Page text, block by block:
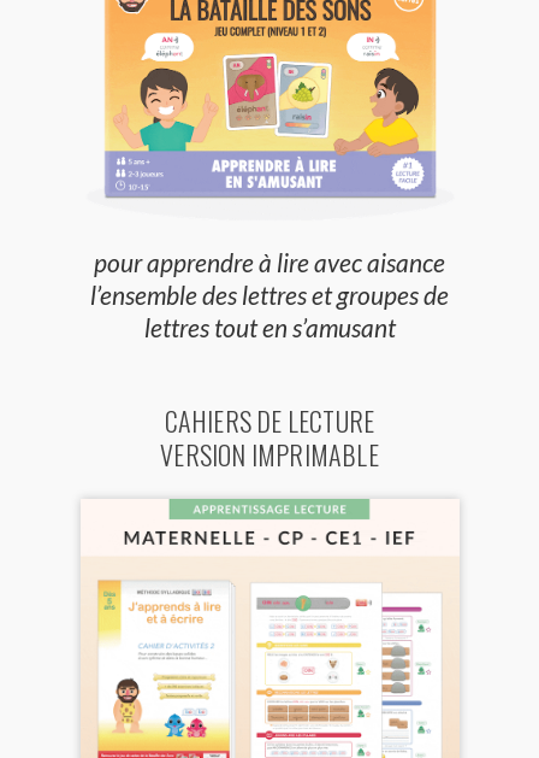
pour apprendre à lire avec aisance
l’ensemble des lettres et groupes de
lettres tout en s’amusant
CAHIERS DE LECTURE
VERSION IMPRIMABLE